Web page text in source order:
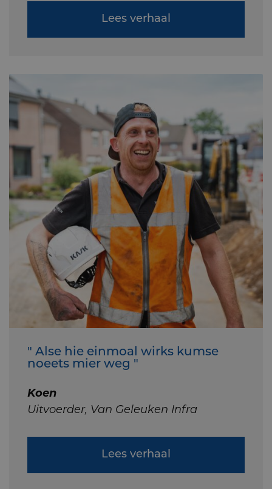
Lees verhaal
" Alse hie einmoal wirks kumse
noeets mier weg "
Koen
Uitvoerder, Van Geleuken Infra
Lees verhaal